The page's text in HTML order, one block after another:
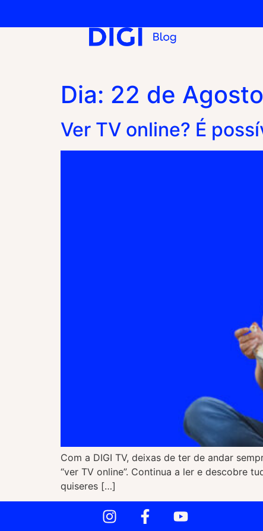
Dia: 22 de
Ver TV online? É
Com a DIGI TV, deixas de ter de andar
“ver TV online”. Continua a ler e descobre
quiseres […]